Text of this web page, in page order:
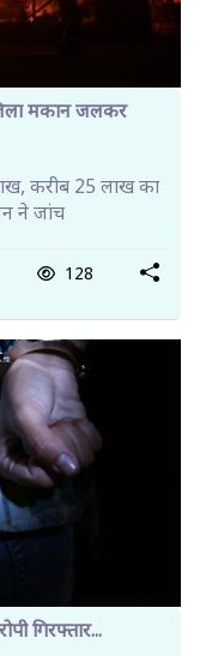
मकान जलकर
करीब 25 लाख का
ने जांच
128
गिरफ्तार...